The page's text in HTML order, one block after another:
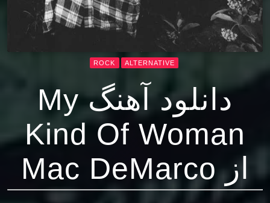
ALTERNATIVE
ROCK
دانلود آهنگ My
Kind Of Woman
از Mac DeMarco